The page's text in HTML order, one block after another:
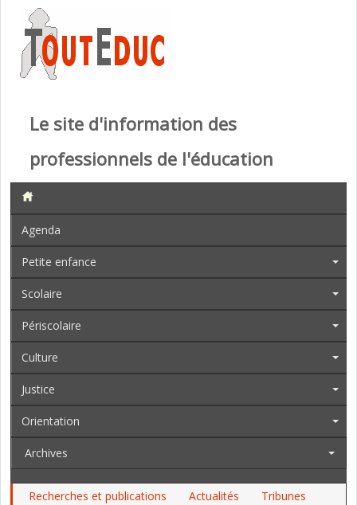
Le site d'information des
professionnels de l'éducation
Agenda
Petite enfance
Scolaire
Périscolaire
Culture
Justice
Orientation
Archives
Recherches et publications Actualités
Tribunes